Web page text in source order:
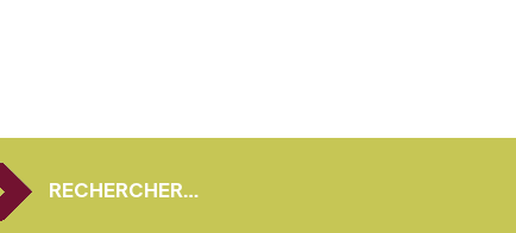
RECHERCHER…